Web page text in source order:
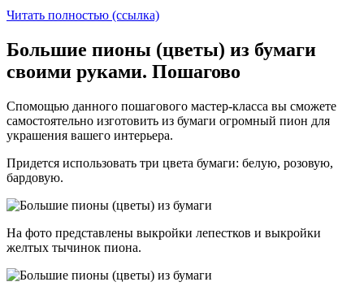
Читать полностью (ссылка)
Большие пионы (цветы) из бумаги
своими руками. Пошагово
Спомощью данного пошагового мастер-класса вы сможете
самостоятельно изготовить из бумаги огромный пион для
украшения вашего интерьера.
Придется использовать три цвета бумаги: белую, розовую,
бардовую.
На фото представлены выкройки лепестков и выкройки
желтых тычинок пиона.